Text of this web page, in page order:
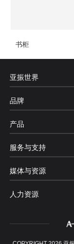
书柜
亚振世界
品牌
产品
服务与支持
媒体与资源
人力资源